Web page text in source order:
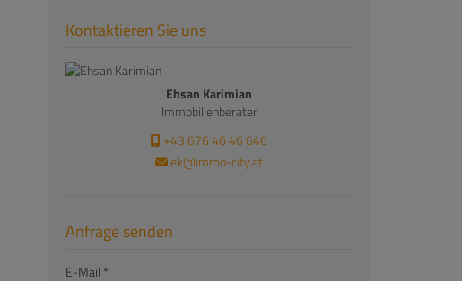
Kontaktieren Sie uns
Ehsan Karimian
Immobilienberater
+43 676 46 46 646
ek@immo-city.at
Anfrage senden
E-Mail